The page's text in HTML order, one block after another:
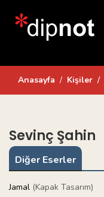
Anasayfa Kişiler
Sevinç Şahin
Diğer Eserler
Jamal (Kapak Tasarım)